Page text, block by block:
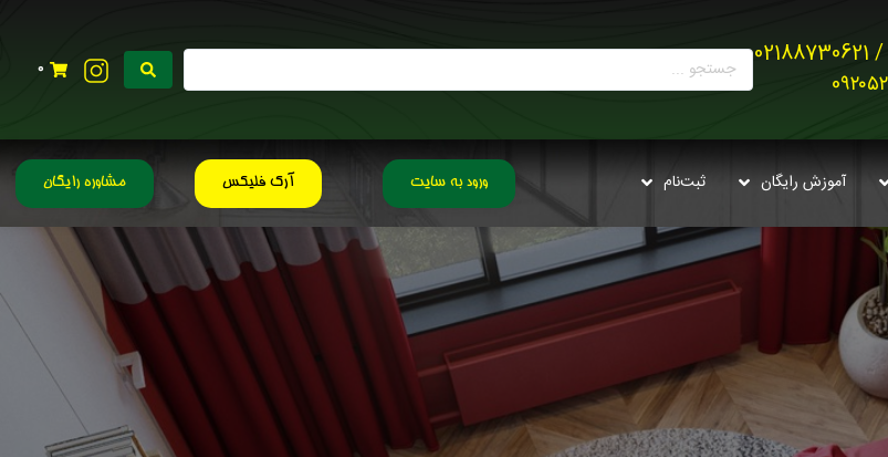
0
آموزش رایگان ثبت‌نام ورود به سایت آرک فلیکس مشاوره رایگان